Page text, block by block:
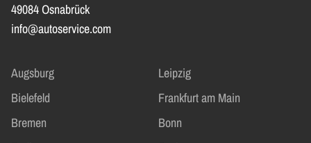
49084 Osnabrück
info@autoservice.com
Augsburg
Leipzig
Bielefeld
Frankfurt am Main
Bremen
Bonn